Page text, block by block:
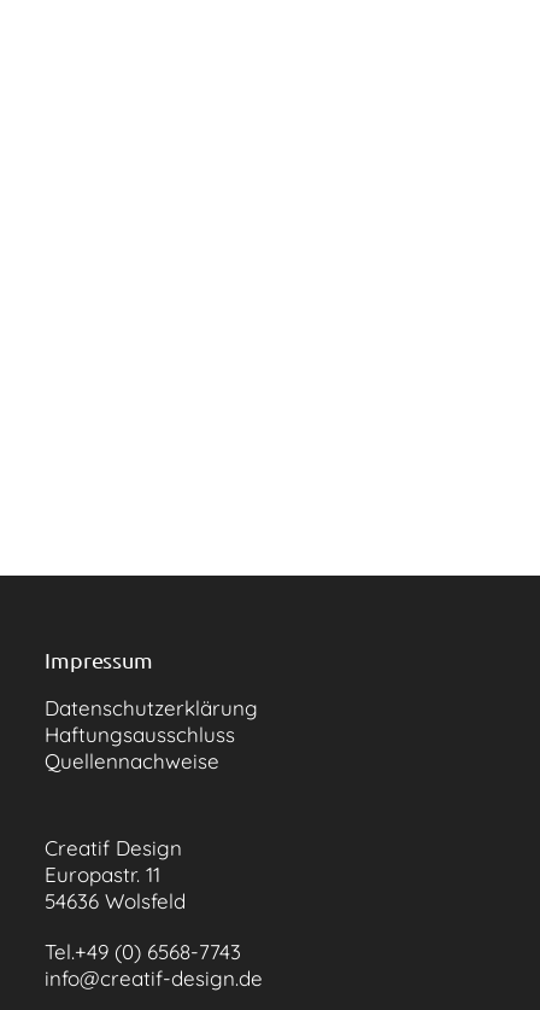
Impressum
Datenschutzerklärung
Haftungsausschluss
Quellennachweise
Creatif Design
Europastr. 11
54636 Wolsfeld
Tel.+49 (0) 6568-7743
info@creatif-design.de